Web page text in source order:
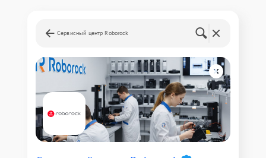
Сервисный центр Roborock